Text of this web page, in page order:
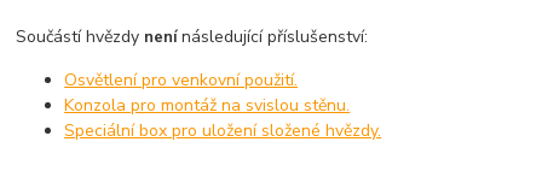
Součástí hvězdy nenínásledující příslušenství:
Osvětlení pro venkovní použití.
Konzola pro montáž na svislou stěnu.
Speciální box pro uložení složené hvězdy.